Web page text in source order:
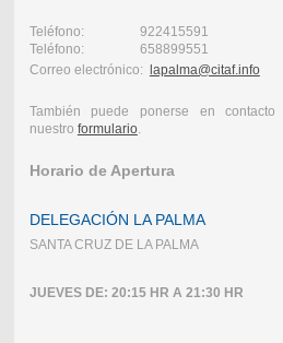
Teléfono: 922415591
Teléfono: 658899551
Correo electrónico:
lapalma@citaf.info
También puede ponerse en
nuestro formulario.
Horario de Apertura
DELEGACIÓN LA PALMA
SANTA CRUZ DE LA PALMA
JUEVES DE: 20:15 HR A 21:30 HR